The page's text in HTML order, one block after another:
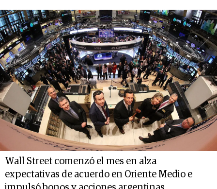
Wall Street comenzó el mes en alza
expectativas de acuerdo en Oriente Medio e